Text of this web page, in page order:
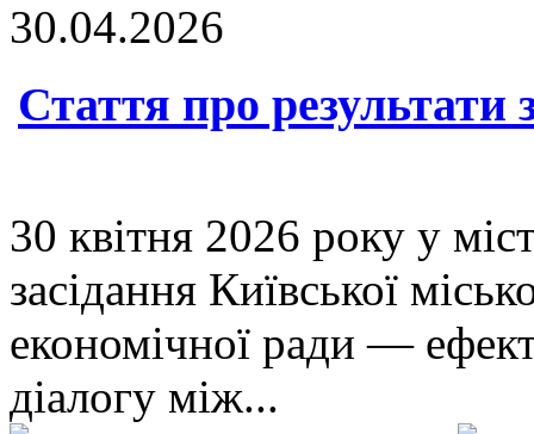
30.04.2026
Стаття про результати
30 квітня 2026 року у
засідання Київської
економічної ради —
діалогу між...